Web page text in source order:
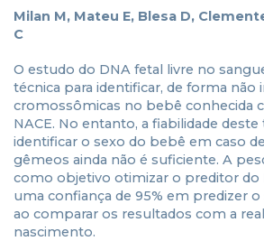
Milan M, Mateu E, Blesa D,
C
O estudo do DNA fetal livre no
técnica para identificar, de forma não
cromossômicas no bebê conhecida
NACE. No entanto, a fiabilidade deste
identificar o sexo do bebê em caso
gêmeos ainda não é suficiente. A
como objetivo otimizar o preditor do
uma confiança de 95% em predizer
ao comparar os resultados com a
nascimento.